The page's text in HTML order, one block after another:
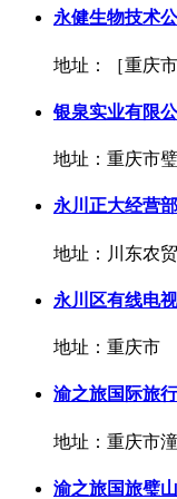
永健生物技术
地址：［重庆
银泉实业有限
地址：重庆市
永川正大经营部
地址：川东农
永川区有线电
地址：重庆市
渝之旅国际旅
地址：重庆市
渝之旅国旅璧